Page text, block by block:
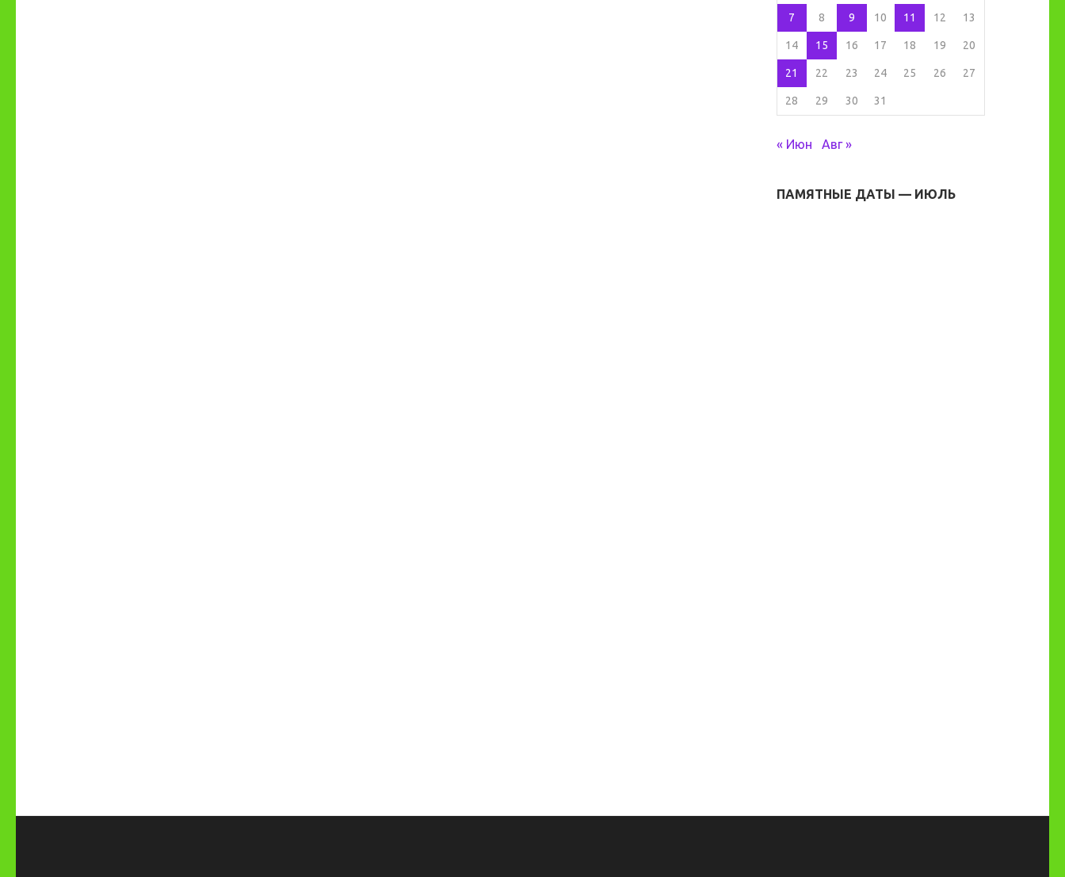
7 8 9 10 11 12 13
14 15 16 17 18 19 20
21 22 23 24 25 26 27
28 29 30 31
« Июн Авг »
ПАМЯТНЫЕ ДАТЫ — ИЮЛЬ